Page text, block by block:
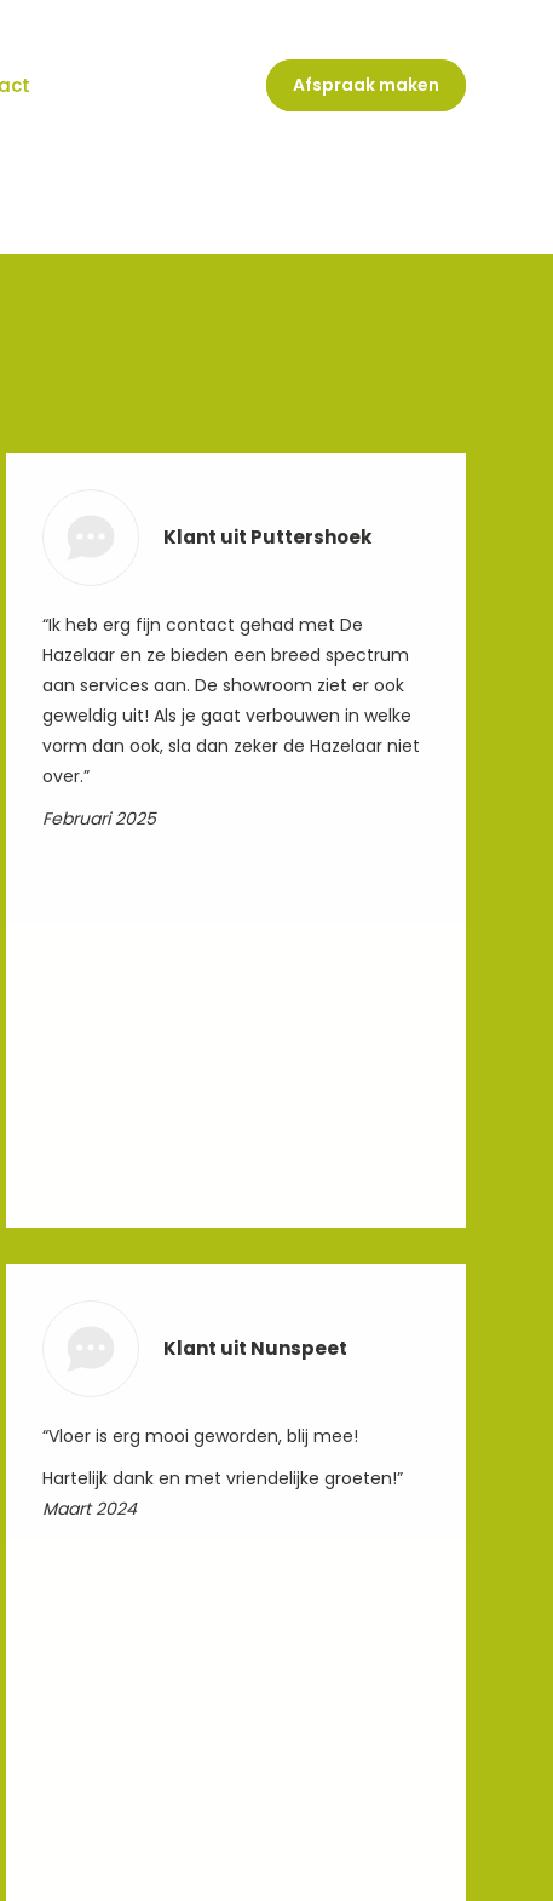
Afspraak maken
Klant uit Puttershoek
“Ik heb erg fijn contact gehad met De
Hazelaar en ze bieden een breed spectrum
aan services aan. De showroom ziet er ook
geweldig uit! Als je gaat verbouwen in welke
vorm dan ook, sla dan zeker de Hazelaar niet
over.”
Februari 2025
Klant uit Nunspeet
“Vloer is erg mooi geworden, blij mee!
Hartelijk dank en met vriendelijke groeten!”
Maart 2024